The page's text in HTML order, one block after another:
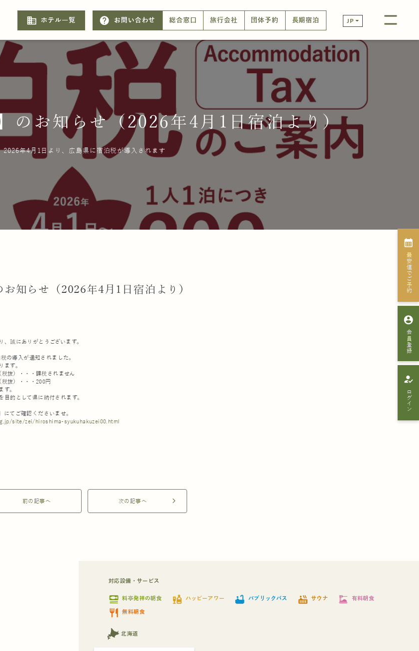
business ホテル一覧 help お問い合わせ 総合窓口 旅行会社 団体予約 長期宿泊 JP
calendar_month
最安値でご予約
account_circle
会員登録
how_to_reg
ログイン
のお知らせ（2026年4月1日宿泊より）
2026年4月1日より、広島県に宿泊税が導入されます
お知らせ（2026年4月1日宿泊より）
誠にありがとうございます。
の導入が通知されました。
ます。
抜）・・・課税されません
抜）・・・200円
す。
的として県に納付されます。
にてご確認くださいませ。
site/zei/hiroshima-syukuhakuzei00.html
前の記事へ 次の記事へ arrow_forward_ios
対応設備・サービス
set_meal 料亭発祥の朝食 liquor ハッピーアワー bathtub パブリックバス hot_tub サウナ dinner_dining 有料朝食
restaurant 無料朝食
北海道